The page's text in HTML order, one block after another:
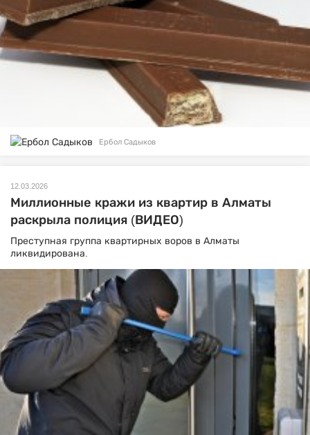
Ербол Садыков
12.03.2026
Миллионные кражи из квартир в Алматы
раскрыла полиция (ВИДЕО)
Преступная группа квартирных воров в Алматы
ликвидирована.